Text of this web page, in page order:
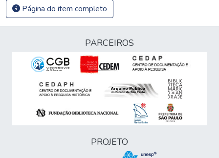
Página do item completo
PARCEIROS
PROJETO